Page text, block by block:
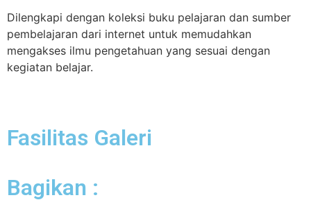
Dilengkapi dengan koleksi buku pelajaran dan sumber
pembelajaran dari internet untuk memudahkan
mengakses ilmu pengetahuan yang sesuai dengan
kegiatan belajar.
Fasilitas Galeri
Bagikan :